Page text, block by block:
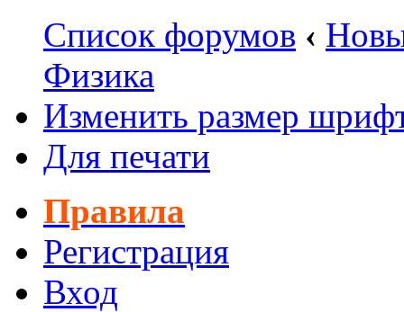
Список форумов ‹
Физика
Изменить размер
Для печати
Правила
Регистрация
Вход